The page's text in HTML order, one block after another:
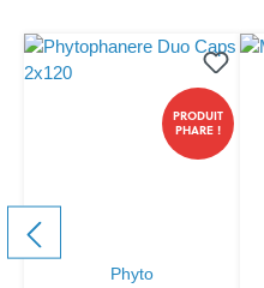
PRODUIT
PHARE !
Phyto